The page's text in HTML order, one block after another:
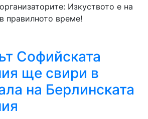
Изкуството е на
правилното време!
Софийската
ще свири в
на Берлинската